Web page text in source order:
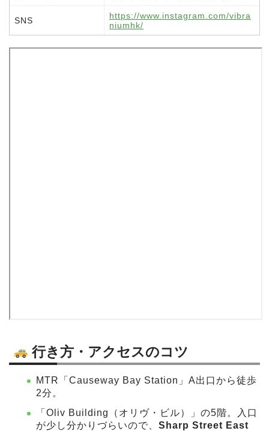
SNS
https://www.instagram.com/vibra
niumhk/
行き方・アクセスのコツ
MTR「Causeway Bay Station」A出口から徒歩
2分。
「Oliv Building（オリヴ・ビル）」の5階。入口
が少し分かりづらいので、 Sharp Street East